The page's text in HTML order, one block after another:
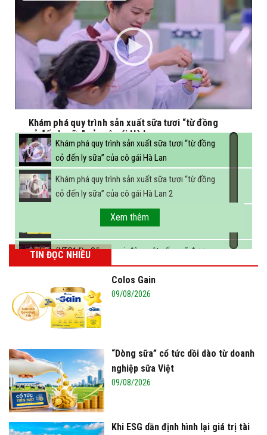
Khám phá quy trình sản xuất sữa tươi “từ đồng
cỏ đến ly sữa” của cô gái Hà Lan
Khám phá quy trình sản xuất sữa tươi “từ đồng
cỏ đến ly sữa” của cô gái Hà Lan
Khám phá quy trình sản xuất sữa tươi “từ đồng
cỏ đến ly sữa” của cô gái Hà Lan 2
FBNC - Ngành sữa hướng tới mục tiêu 3,4 tỷ lít
sữa vào năm 2025
(VTC14) - Sữa ngoại, động vật sống sẽ được
miễn thuế nhập khẩu
Xem thêm
TIN ĐỌC NHIỀU
Colos Gain
09/08/2026
“Dòng sữa” cổ tức dồi dào từ doanh
nghiệp sữa Việt
09/08/2026
Khi ESG dần định hình lại giá trị tài